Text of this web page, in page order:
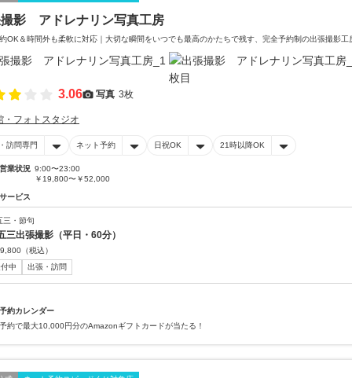
影 アドレナリン写真工房
OK＆時間外も柔軟に対応｜大切な瞬間をいつでも最高のかたちで残す、完全予約制の出張撮影工
3.06 写真 3枚
・フォトスタジオ
訪問専門 ネット予約 日祝OK 21時以降OK
業状況 9:00〜23:00
￥19,800〜￥52,000
ービス
三・節句
三出張撮影（平日・60分）
（税込）
中
出張・訪問
約カレンダー
約で最大10,000円分のAmazonギフトカードが当たる！